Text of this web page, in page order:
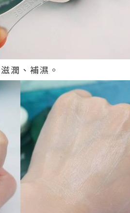
潤、補濕。